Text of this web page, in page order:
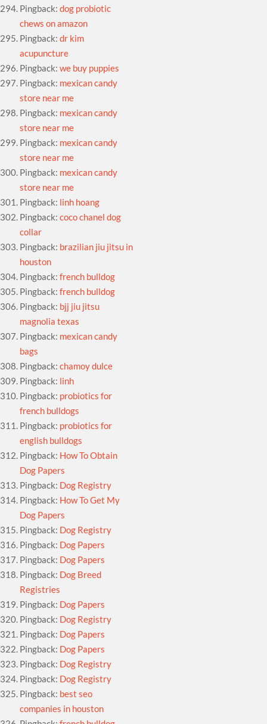
Pingback:dog probiotic
chews on amazon
Pingback:dr kim
acupuncture
Pingback:we buy puppies
Pingback: mexican candy
store near me
Pingback: mexican candy
store near me
Pingback: mexican candy
store near me
Pingback: mexican candy
store near me
Pingback: linh hoang
Pingback:coco chanel dog
collar
Pingback: brazilian jiu jitsu in
houston
Pingback:french bulldog
Pingback:french bulldog
Pingback: bjj jiu jitsu
magnolia texas
Pingback: mexican candy
bags
Pingback:chamoy dulce
Pingback: linh
Pingback: probiotics for
french bulldogs
Pingback: probiotics for
english bulldogs
Pingback: How To Obtain
Dog Papers
Pingback: Dog Registry
Pingback: How To Get My
Dog Papers
Pingback: Dog Registry
Pingback: Dog Papers
Pingback: Dog Papers
Pingback: Dog Breed
Registries
Pingback: Dog Papers
Pingback: Dog Registry
Pingback: Dog Papers
Pingback: Dog Papers
Pingback: Dog Registry
Pingback: Dog Registry
Pingback: best seo
companies in houston